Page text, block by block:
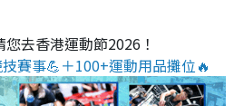
您去香港運動節2026！
賽事💪＋100+運動用品攤位🔥